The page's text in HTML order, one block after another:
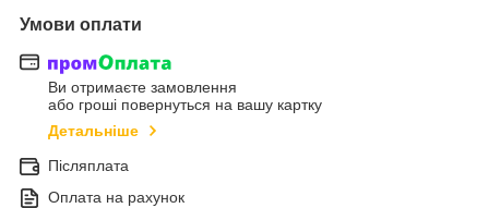
Умови оплати
Ви отримаєте замовлення
або гроші повернуться на вашу картку
Детальніше
Післяплата
Оплата на рахунок